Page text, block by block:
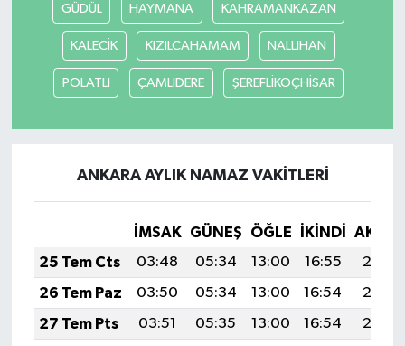
GÜDÜL HAYMANA KAHRAMANKAZAN
KALECİK KIZILCAHAMAM NALLIHAN
POLATLI ÇAMLIDERE ŞEREFLİKOÇHİSAR
ANKARA AYLIK NAMAZ VAKITLERI
İMSAK GÜNEŞ ÖĞLE İKINDI
25 Tem Cts
03:48 05:34 13:00 16:55
20:17
26 Tem Paz
03:50 05:34 13:00 16:54
20:16
27 Tem Pts
03:51 05:35 13:00 16:54
20:15